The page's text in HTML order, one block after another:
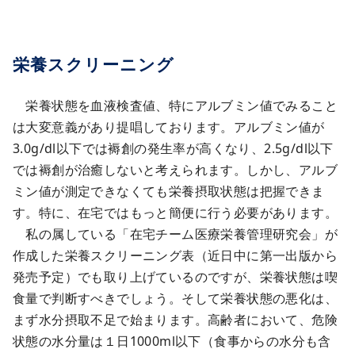
栄養スクリーニング
栄養状態を血液検査値、特にアルブミン値でみること
は大変意義があり提唱しております。アルブミン値が
3.0g/dl以下では褥創の発生率が高くなり、2.5g/dl以下
では褥創が治癒しないと考えられます。しかし、アルブ
ミン値が測定できなくても栄養摂取状態は把握できま
す。特に、在宅ではもっと簡便に行う必要があります。
私の属している「在宅チーム医療栄養管理研究会」が
作成した栄養スクリーニング表（近日中に第一出版から
発売予定）でも取り上げているのですが、栄養状態は喫
食量で判断すべきでしょう。そして栄養状態の悪化は、
まず水分摂取不足で始まります。高齢者において、危険
状態の水分量は１日1000ml以下（食事からの水分も含